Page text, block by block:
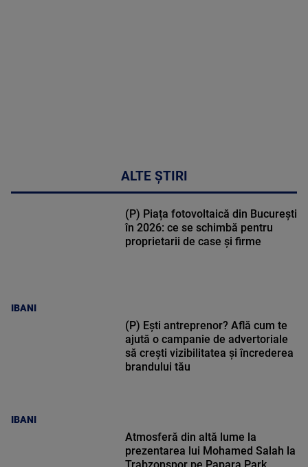
ALTE ȘTIRI
IBANI
(P) Piața fotovoltaică din București
în 2026: ce se schimbă pentru
proprietarii de case și firme
IBANI
(P) Ești antreprenor? Află cum te
ajută o campanie de advertoriale
să crești vizibilitatea și încrederea
brandului tău
Atmosferă din altă lume la
prezentarea lui Mohamed Salah la